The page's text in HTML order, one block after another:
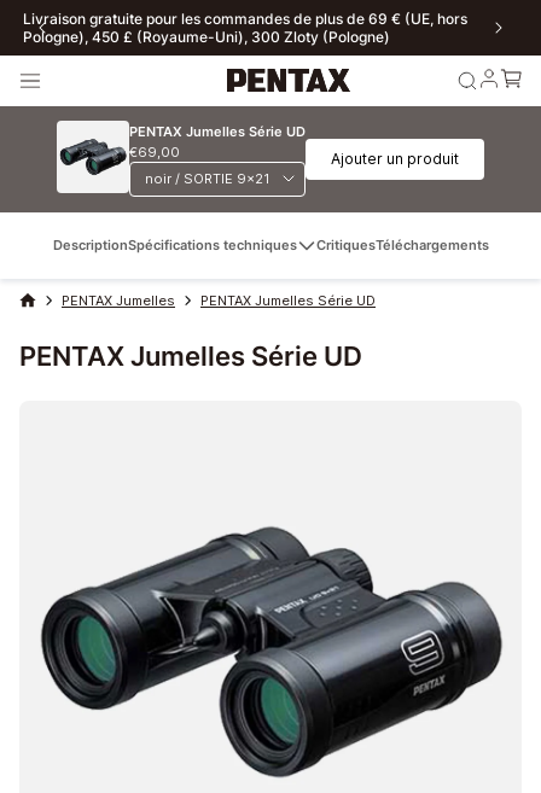
Livraison gratuite pour les commandes de plus de 69 € (UE, hors
Pologne), 450 £ (Royaume-Uni), 300 Zloty (Pologne)
DescriptionSpécifications techniques CritiquesTéléchargements
PENTAX Jumelles Série UD
€69,00
Ajouter un produit
PENTAX Jumelles PENTAX Jumelles Série UD
PENTAX Jumelles Série UD